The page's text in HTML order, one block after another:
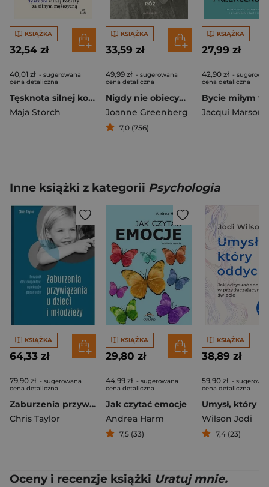
KSIĄŻKA
32,54 zł
40,01 zł - sugerowana
cena detaliczna
Tęsknota silnej kobiety za silnym mężczyzną
Maja Storch
KSIĄŻKA
33,59 zł
49,99 zł - sugerowana
cena detaliczna
Nigdy nie obiecywałam ci ogrodu pełnego róż
Joanne Greenberg
7,0 (756)
KSIĄŻKA
27,99 zł
42,90 zł -
cena detaliczna
Jacqui Marson
Inne książki z kategorii Psychologia
KSIĄŻKA
64,33 zł
79,90 zł - sugerowana
cena detaliczna
Zaburzenia przywiązania u dzieci i młodzieży. Poradnik dla terapeutów, opiekunów i pedagogów
Chris Taylor
KSIĄŻKA
29,80 zł
44,99 zł - sugerowana
cena detaliczna
Jak czytać emocje
Andrea Harm
7,5 (33)
KSIĄŻKA
38,89 zł
59,90 zł -
cena detaliczna
Wilson Jodi
7,4 (23)
Oceny i recenzje książki Uratuj mnie.